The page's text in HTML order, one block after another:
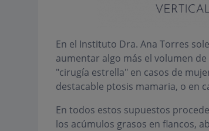
En el Instituto Dra. Ana Torres
aumentar algo más el volumen
"cirugía estrella" en casos de
destacable ptosis mamaria, o en
En todos estos supuestos
los acúmulos grasos en flancos,